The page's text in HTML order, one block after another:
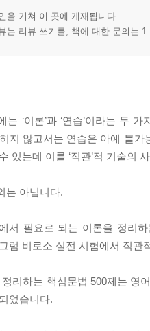
을 거쳐 이 곳에 게재됩니다.
는 리뷰 쓰기를, 책에 대한 문의는
는 ‘이론’과 ‘연습’이라는 두
지 않고서는 연습은 아예 불
있는데 이를 ‘직관’적 기술의
는 아닙니다.
서 필요로 되는 이론을 정리
럼 비로소 실전 시험에서 직
리하는 핵심문법 500제는 영
었습니다.